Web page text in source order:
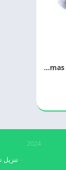
تحميل لعبه الفراخ 2025 CI3 Xmas مهكره اخر اصدار مجانا
2024
تنزيل